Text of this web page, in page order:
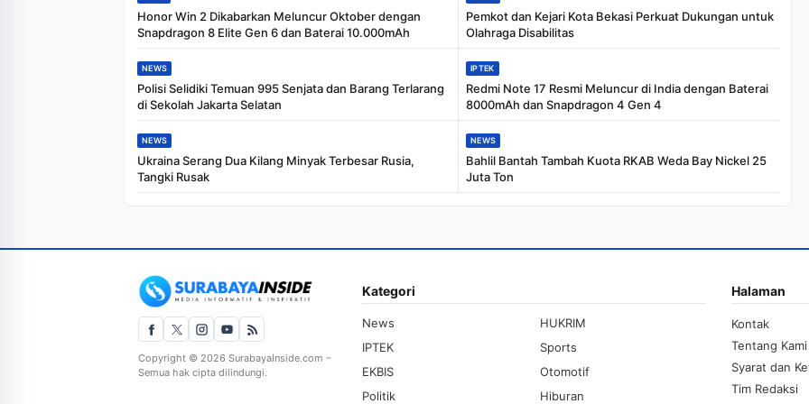
Honor Win 2 Dikabarkan Meluncur Oktober dengan
Snapdragon 8 Elite Gen 6 dan Baterai 10.000mAh
Pemkot dan Kejari Kota Bekasi Perkuat Dukungan untuk
Olahraga Disabilitas
NEWS
Polisi Selidiki Temuan 995 Senjata dan Barang Terlarang
di Sekolah Jakarta Selatan
IPTEK
Redmi Note 17 Resmi Meluncur di India dengan Baterai
8000mAh dan Snapdragon 4 Gen 4
NEWS
Ukraina Serang Dua Kilang Minyak Terbesar Rusia,
Tangki Rusak
NEWS
Bahlil Bantah Tambah Kuota RKAB Weda Bay Nickel 25
Juta Ton
Copyright © 2026 SurabayaInside.com –
Semua hak cipta dilindungi.
Kategori
News
HUKRIM
IPTEK
Sports
EKBIS
Otomotif
Politik
Hiburan
Halaman
Kontak
Tentang Kami
Syarat dan
Tim Redaksi